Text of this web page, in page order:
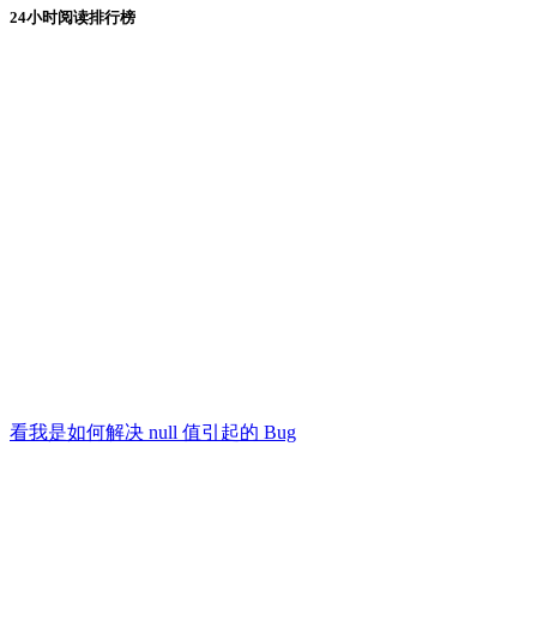
24小时阅读排行榜
看我是如何解决 null 值引起的 Bug